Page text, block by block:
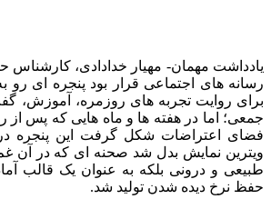
یادداشت مهمان- مهیار خدادادی، کارشناس
رسانه های اجتماعی قرار بود پنجره ای رو
برای روایت تجربه های روزمره، آموزش،
جمعی؛ اما در هفته ها و ماه هایی که پس از
فضای اعتراضات شکل گرفت این پنجره در
ویترین نمایش بدل شد صحنه ای که در آن
طبیعی و درونی بلکه به عنوان یک قالب
حفظ نرخ دیده شدن تولید شد.